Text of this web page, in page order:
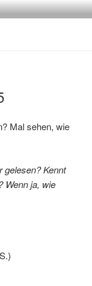
Mal sehen, wie
gelesen? Kennt
Wenn ja, wie